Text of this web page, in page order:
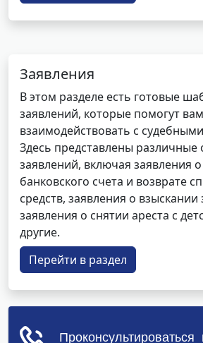
Заявления
В этом разделе есть готовые
заявлений, которые помогут
взаимодействовать с
Здесь представлены различные
заявлений, включая заявления
банковского счета и возврате
средств, заявления о
заявления о снятии ареста с
другие.
Перейти в раздел